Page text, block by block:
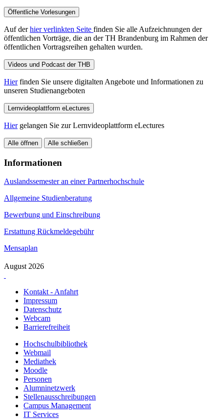
Öffentliche Vorlesungen
Auf derhier verlinkten Seite finden Sie alle Aufzeichnungen der
öffentlichen Vorträge, die an der TH Brandenburg im Rahmen der
öffentlichen Vortragsreihen gehalten wurden.
Videos und Podcast der THB
Hierfinden Sie unsere digitalten Angebote und Informationen zu
unseren Studienangeboten
Lernvideoplattform eLectures
Hiergelangen Sie zur Lernvideoplattform eLectures
Alle öffnen Alle schließen
Informationen
Auslandssemester an einer Partnerhochschule
Allgemeine Studienberatung
Bewerbung und Einschreibung
Erstattung Rückmeldegebühr
Mensaplan
August 2026
Kontakt - Anfahrt
Impressum
Datenschutz
Webcam
Barrierefreiheit
Hochschulbibliothek
Webmail
Mediathek
Moodle
Personen
Alumninetzwerk
Stellenausschreibungen
Campus Management
IT Services